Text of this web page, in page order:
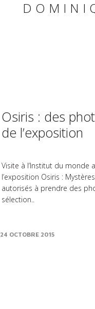
Osiris : des
de l’exposition
Visite à l’Institut du monde
l’exposition Osiris :
autorisés à prendre des
sélection..
24 OCTOBRE 2015